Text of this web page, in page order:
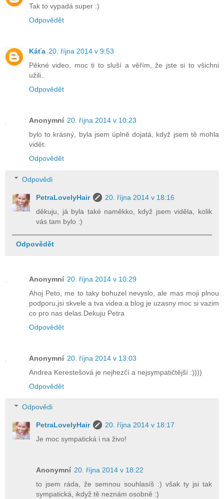
Tak to vypadá super :)
Odpovědět
Káťa 20. října 2014 v 9:53
Pěkné video, moc ti to sluší a věřím, že jste si to všichni
užili..
Odpovědět
Anonymní 20. října 2014 v 10:23
bylo to krásný, byla jsem úplně dojatá, když jsem tě mohla
vidět.
Odpovědět
Odpovědi
PetraLovelyHair
20. října 2014 v 18:16
děkuju, já byla také naměkko, když jsem viděla, kolik
vás tam bylo :)
Odpovědět
Anonymní 20. října 2014 v 10:29
Ahoj Peto, me to taky bohuzel nevyslo, ale mas moji plnou
podporu,jsi skvele a tva videa a blog je uzasny moc si vazim
co pro nas delas.Dekuju Petra
Odpovědět
Anonymní 20. října 2014 v 13:03
Andrea Kerestešová je nejhezčí a nejsympatičtější :))))
Odpovědět
Odpovědi
PetraLovelyHair
20. října 2014 v 18:17
Je moc sympatická i na živo!
Anonymní 20. října 2014 v 18:22
to jsem ráda, že semnou souhlasíš :) však ty jsi tak
sympatická, ikdyž tě neznám osobně :)